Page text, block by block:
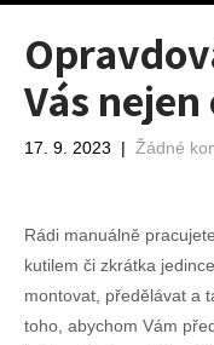
Vás
17. 9. 2023 | Žádné
Rádi manuálně
kutilem či zkrátka
montovat, předělávat a
toho, abychom Vám